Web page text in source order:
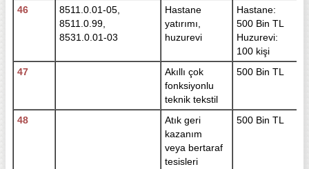
46
8511.0.01-05,
8511.0.99,
8531.0.01-03
Hastane
yatırımı,
huzurevi
Hastane:
500 Bin TL
Huzurevi:
100 kişi
47
Akıllı çok
fonksiyonlu
teknik tekstil
500 Bin TL
48
Atık geri
kazanım
veya bertaraf
tesisleri
500 Bin TL